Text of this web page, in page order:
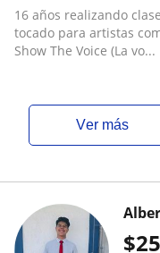
16 años realizando
tocado para artistas
Show The Voice (La vo...
ver más
$25